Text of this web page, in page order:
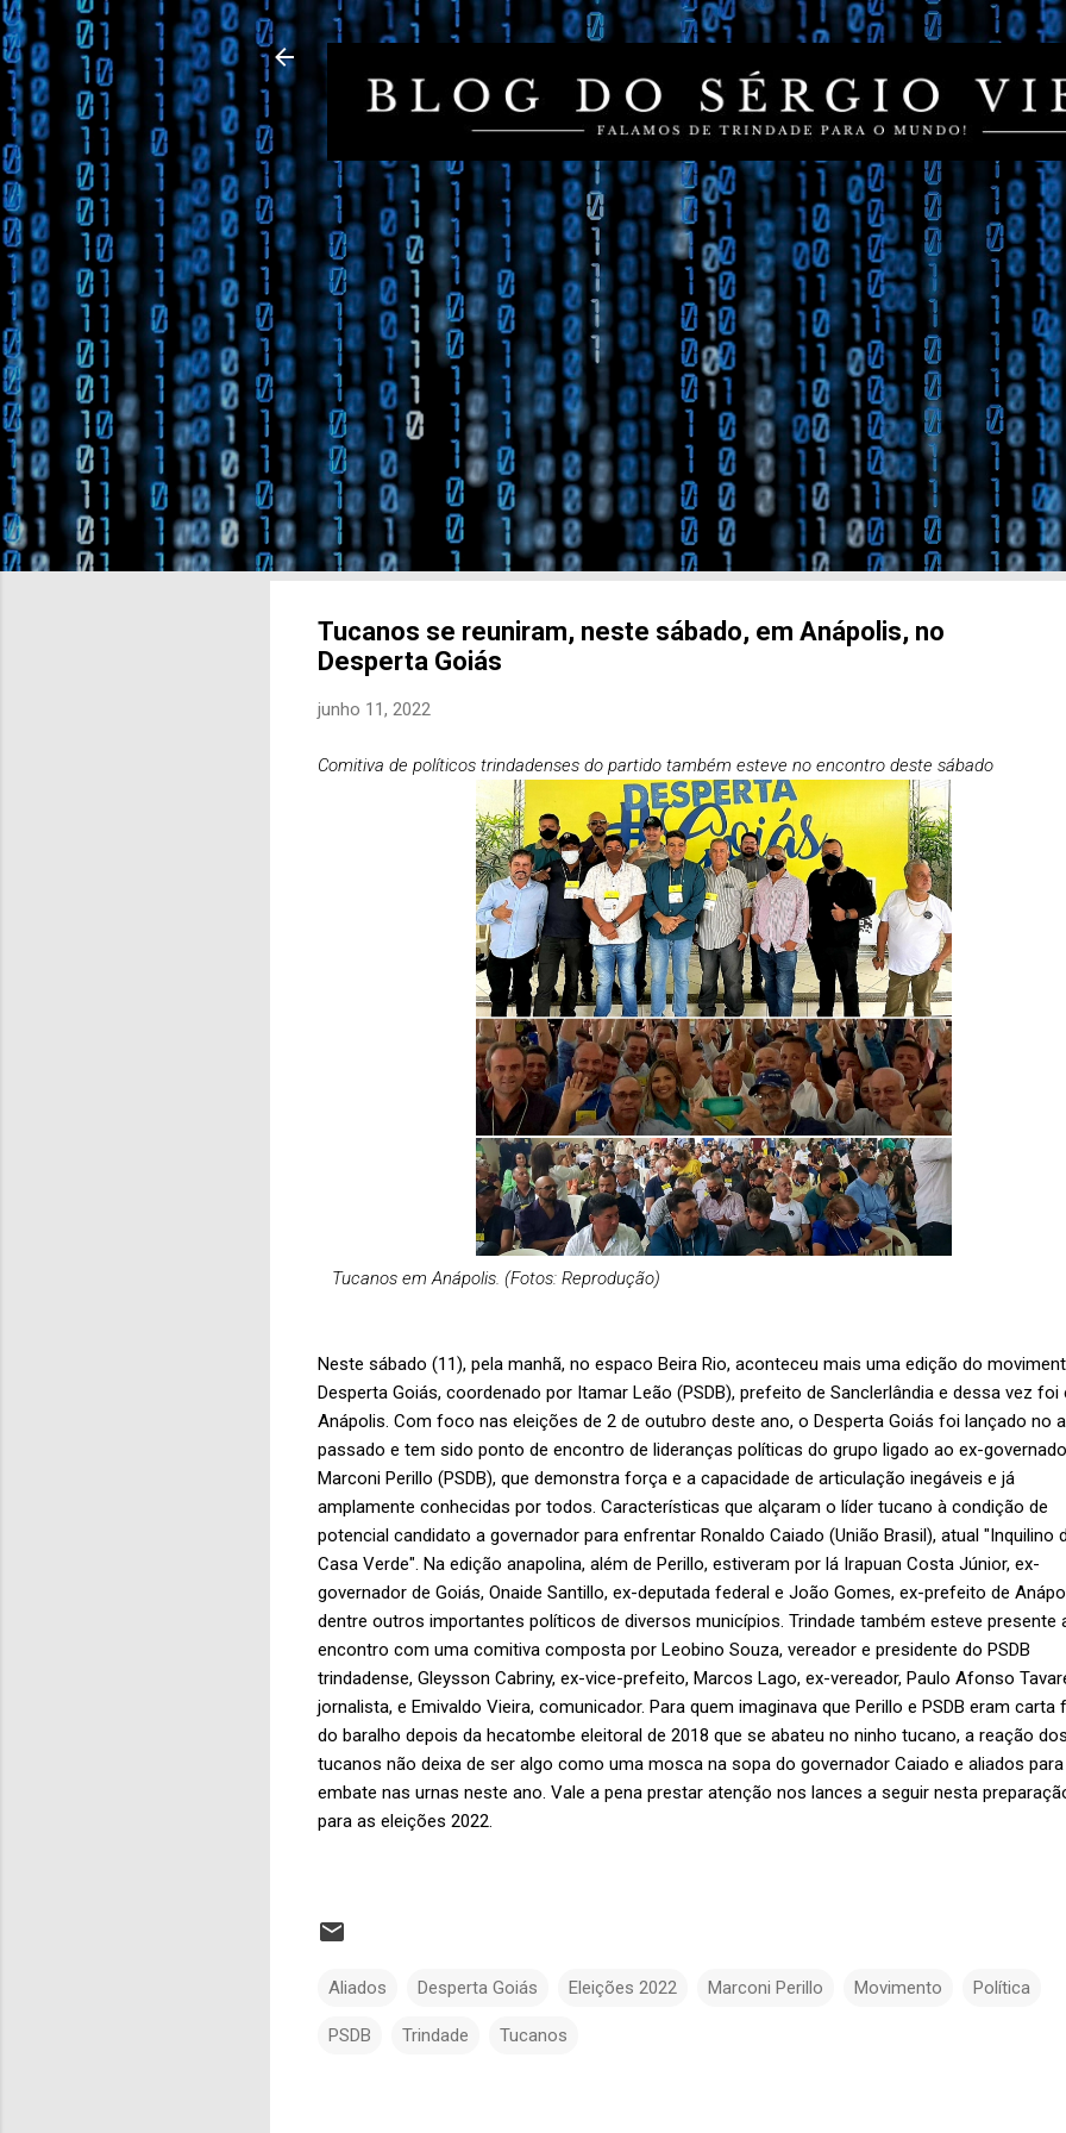
Pular para o conteúdo principal
Tucanos se reuniram, neste sábado, em Anápolis, no
Desperta Goiás
junho 11, 2022
Comitiva de políticos trindadenses do partido também esteve no encontro deste sábado
Tucanos em Anápolis. (Fotos: Reprodução)
Neste sábado (11), pela manhã, no espaco Beira Rio, aconteceu mais uma edição do
Desperta Goiás, coordenado por Itamar Leão (PSDB), prefeito de Sanclerlândia e dessa vez foi
Anápolis. Com foco nas eleições de 2 de outubro deste ano, o Desperta Goiás foi lançado no
passado e tem sido ponto de encontro de lideranças políticas do grupo ligado ao ex-
Marconi Perillo (PSDB), que demonstra força e a capacidade de articulação inegáveis e já
amplamente conhecidas por todos. Características que alçaram o líder tucano à condição de
potencial candidato a governador para enfrentar Ronaldo Caiado (União Brasil), atual "Inquilino
Casa Verde". Na edição anapolina, além de Perillo, estiveram por lá Irapuan Costa Júnior, ex-
governador de Goiás, Onaide Santillo, ex-deputada federal e João Gomes, ex-prefeito de
dentre outros importantes políticos de diversos municípios. Trindade também esteve presente
encontro com uma comitiva composta por Leobino Souza, vereador e presidente do PSDB
trindadense, Gleysson Cabriny, ex-vice-prefeito, Marcos Lago, ex-vereador, Paulo Afonso
jornalista, e Emivaldo Vieira, comunicador. Para quem imaginava que Perillo e PSDB eram carta
do baralho depois da hecatombe eleitoral de 2018 que se abateu no ninho tucano, a reação dos
tucanos não deixa de ser algo como uma mosca na sopa do governador Caiado e aliados
embate nas urnas neste ano. Vale a pena prestar atenção nos lances a seguir nesta
para as eleições 2022.
Aliados Desperta Goiás Eleições 2022 Marconi Perillo Movimento Política
PSDB Trindade Tucanos